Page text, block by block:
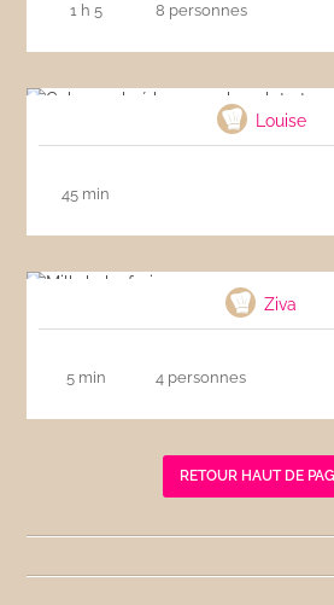
1 h 5 8 personnes
Cake marbré banane
Louise
45 min
Ziva
5 min 4 personnes
RETOUR HAUT DE